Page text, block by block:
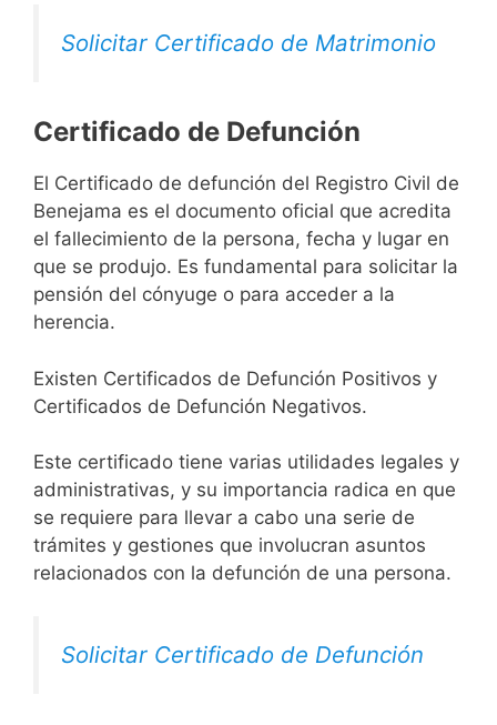
Solicitar Certificado de Matrimonio
Certificado de Defunción
El Certificado de defunción del Registro Civil de
Benejama es el documento oficial que acredita
el fallecimiento de la persona, fecha y lugar en
que se produjo. Es fundamental para solicitar la
pensión del cónyuge o para acceder a la
herencia.
Existen Certificados de Defunción Positivos y
Certificados de Defunción Negativos.
Este certificado tiene varias utilidades legales y
administrativas, y su importancia radica en que
se requiere para llevar a cabo una serie de
trámites y gestiones que involucran asuntos
relacionados con la defunción de una persona.
Solicitar Certificado de Defunción